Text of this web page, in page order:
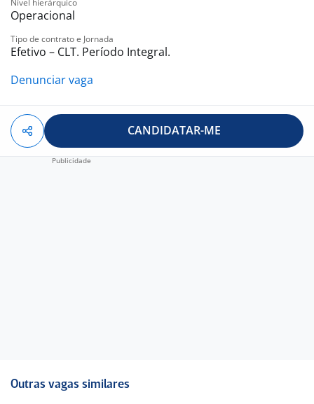
Nível hierárquico
Operacional
Tipo de contrato e Jornada
Efetivo – CLT. Período Integral.
Denunciar vaga
CANDIDATAR-ME
Outras vagas similares